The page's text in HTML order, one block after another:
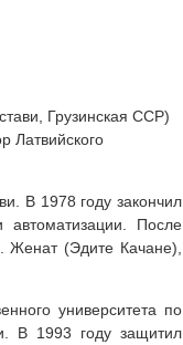
Грузинская ССР)
Латвийского
В 1978 году закончил
автоматизации. После
Женат (Эдите Качане),
университета по
В 1993 году защитил